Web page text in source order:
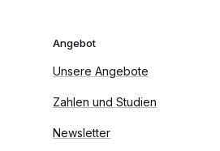
Angebot
Unsere Angebote
Zahlen und Studien
Newsletter